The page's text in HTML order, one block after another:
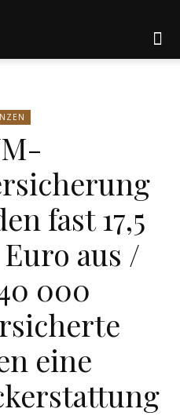
fast 17,5
aus /
000
eine